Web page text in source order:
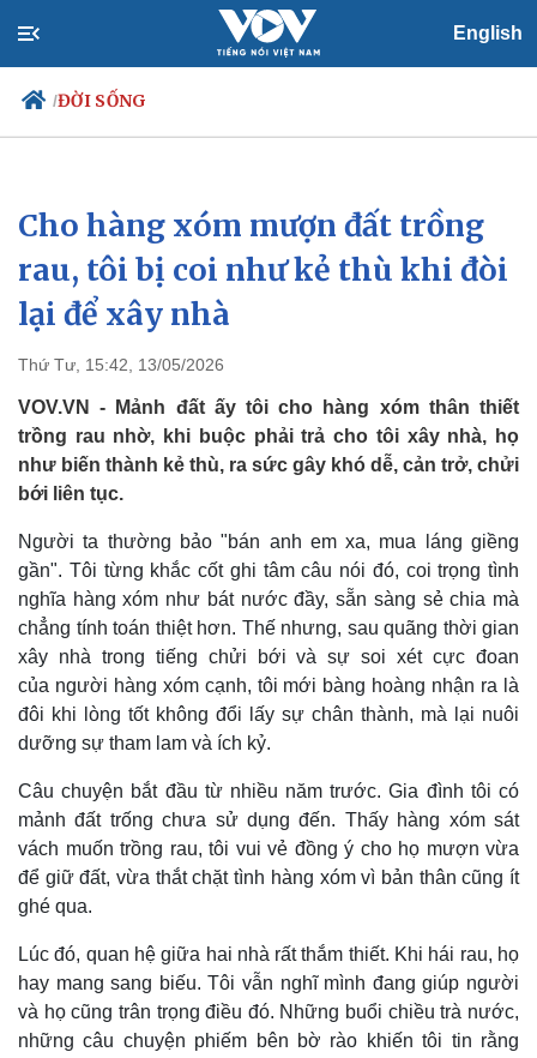
English
/ĐỜI SỐNG
Chính trị
Tổ chức nhân sự
Quốc hội
Nhận diện sự thật
Xã hội
Tin 24h
Dự báo thời tiết
Cho hàng xóm mượn đất trồng
rau, tôi bị coi như kẻ thù khi đòi
lại để xây nhà
Thứ Tư, 15:42, 13/05/2026
VOV.VN - Mảnh đất ấy tôi cho hàng xóm thân thiết
trồng rau nhờ, khi buộc phải trả cho tôi xây nhà, họ
như biến thành kẻ thù, ra sức gây khó dễ, cản trở, chửi
bới liên tục.
Người ta thường bảo "bán anh em xa, mua láng giềng
gần". Tôi từng khắc cốt ghi tâm câu nói đó, coi trọng tình
nghĩa hàng xóm như bát nước đầy, sẵn sàng sẻ chia mà
chẳng tính toán thiệt hơn. Thế nhưng, sau quãng thời gian
xây nhà trong tiếng chửi bới và sự soi xét cực đoan
của người hàng xóm cạnh, tôi mới bàng hoàng nhận ra là
đôi khi lòng tốt không đổi lấy sự chân thành, mà lại nuôi
dưỡng sự tham lam và ích kỷ.
Câu chuyện bắt đầu từ nhiều năm trước. Gia đình tôi có
mảnh đất trống chưa sử dụng đến. Thấy hàng xóm sát
vách muốn trồng rau, tôi vui vẻ đồng ý cho họ mượn vừa
để giữ đất, vừa thắt chặt tình hàng xóm vì bản thân cũng ít
ghé qua.
Lúc đó, quan hệ giữa hai nhà rất thắm thiết. Khi hái rau, họ
hay mang sang biếu. Tôi vẫn nghĩ mình đang giúp người
và họ cũng trân trọng điều đó. Những buổi chiều trà nước,
những câu chuyện phiếm bên bờ rào khiến tôi tin rằng